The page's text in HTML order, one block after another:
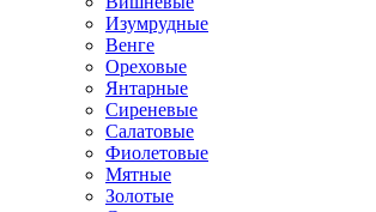
Изумрудные
Венге
Ореховые
Янтарные
Сиреневые
Салатовые
Фиолетовые
Мятные
Золотые